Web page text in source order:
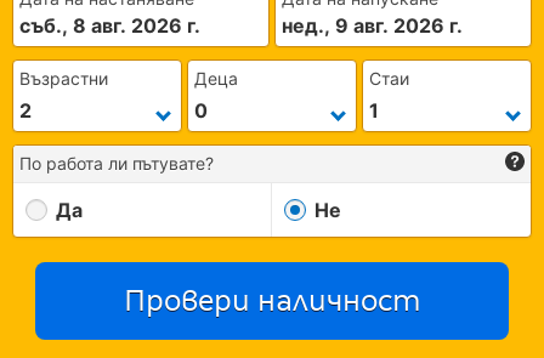
съб., 8 авг. 2026 г. нед., 9 авг. 2026 г.
Възрастни Деца Стаи
По работа ли пътувате?
Да Не
Провери наличност